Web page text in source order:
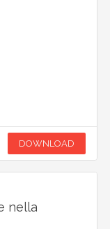
DOWNLOAD
nella